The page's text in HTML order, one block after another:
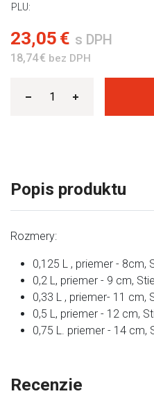
PLU:
23,05 € s DPH
18,74 € bez DPH
Popis produktu
Rozmery:
0,125 L , priemer - 8cm,
0,2 L, priemer - 9 cm,
0,33 L , priemer- 11 cm,
0,5 L, priemer - 12 cm,
0,75 L. priemer - 14 cm,
Recenzie